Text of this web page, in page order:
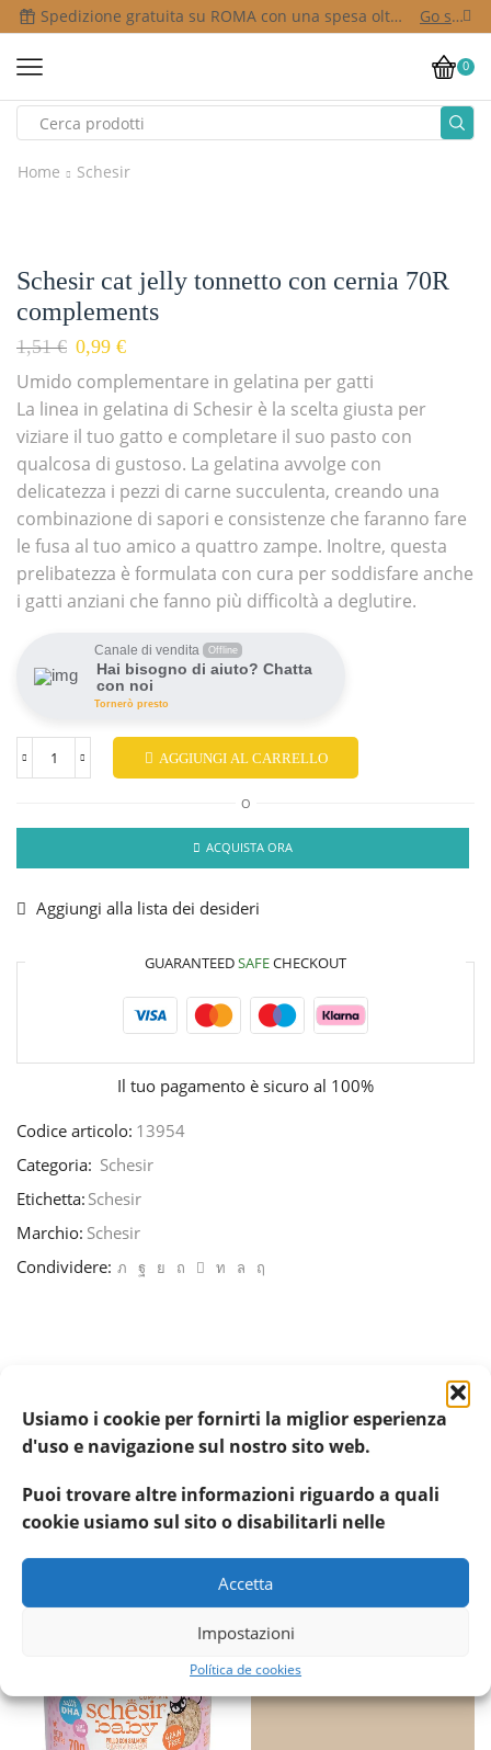
Usiamo i cookie per fornirti la miglior esperienza
d'uso e navigazione sul nostro sito web.
Puoi trovare altre informazioni riguardo a quali
cookie usiamo sul sito o disabilitarli nelle
Accetta
Impostazioni
Política de cookies
Spedizione gratuita su ROMA con una spesa oltre i 50,00 € Go shop
0
Home Schesir
Schesir cat jelly tonnetto con cernia 70R
complements
1,51€ 0,99 €
Umido complementare in gelatina per gatti
La linea in gelatina di Schesir è la scelta giusta per
viziare il tuo gatto e completare il suo pasto con
qualcosa di gustoso. La gelatina avvolge con
delicatezza i pezzi di carne succulenta, creando una
combinazione di sapori e consistenze che faranno fare
le fusa al tuo amico a quattro zampe. Inoltre, questa
prelibatezza è formulata con cura per soddisfare anche
i gatti anziani che fanno più difficoltà a deglutire.
Canale di vendita Offline
Hai bisogno di aiuto? Chatta
con noi
Tornerò presto
AGGIUNGI AL CARRELLO
O
ACQUISTA ORA
Aggiungi alla lista dei desideri
GUARANTEEDSAFECHECKOUT
Il tuo pagamento è sicuro al 100%
Codice articolo: 13954
Categoria: Schesir
Etichetta: Schesir
Marchio: Schesir
Condividere:
Prodotti Correlati